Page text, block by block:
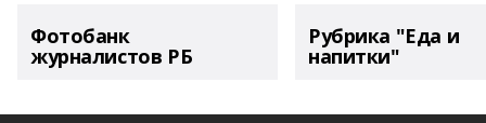
Фотобанк
журналистов РБ
Рубрика "Еда и
напитки"